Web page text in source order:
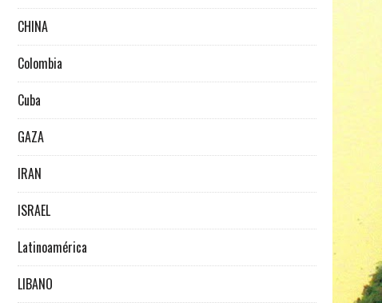
CHINA
Colombia
Cuba
GAZA
IRAN
ISRAEL
Latinoamérica
LIBANO